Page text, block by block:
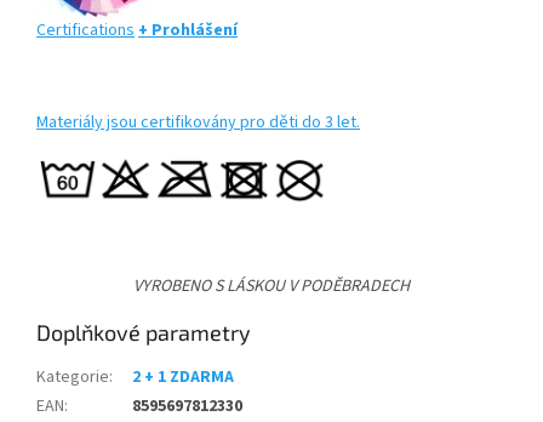
Certifications+ Prohlášení
Materiály jsou certifikovány pro děti do 3 let.
VYROBENO S LÁSKOU V PODĚBRADECH
Doplňkové parametry
Kategorie:
2 + 1 ZDARMA
EAN:
8595697812330